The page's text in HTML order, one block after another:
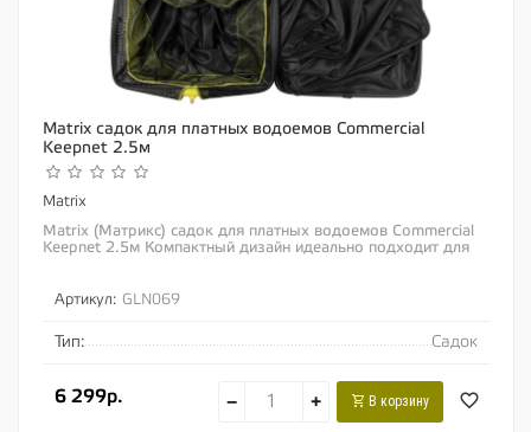
Matrix садок для платных водоемов Commercial
Keepnet 2.5м
Matrix
Matrix (Матрикс) садок для платных водоемов Commercial
Keepnet 2.5м Компактный дизайн идеально подходит для
Артикул: GLN069
Тип: Садок
6 299р. − + В корзину